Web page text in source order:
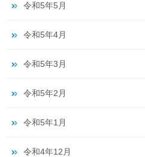
令和5年5月
令和5年4月
令和5年3月
令和5年2月
令和5年1月
令和4年12月